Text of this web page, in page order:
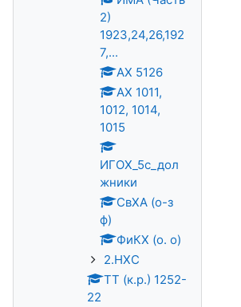
2)
1923,24,26,192
7,...
АХ 5126
АХ 1011,
1012, 1014,
1015
ИГОХ_5с_дол
жники
СвХА (о-з
ф)
ФиКХ (о. о)
2.НХС
ТТ (к.р.) 1252-
22